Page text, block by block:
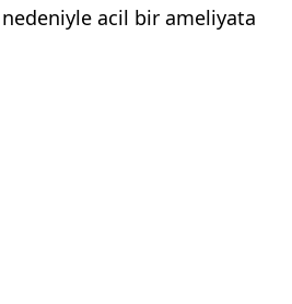
nedeniyle acil bir ameliyata